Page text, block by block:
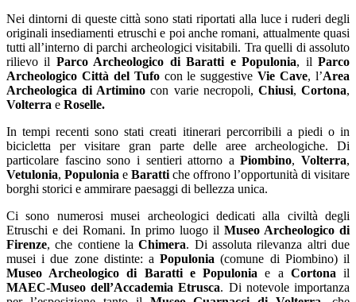
Nei dintorni di queste città sono stati riportati alla luce i ruderi degli
originali insediamenti etruschi e poi anche romani, attualmente quasi
tutti all’interno di parchi archeologici visitabili. Tra quelli di assoluto
rilievo il Parco Archeologico di Baratti e Populonia, ilParco
Archeologico Città del Tufocon le suggestiveVie Cave, l’Area
Archeologica di Artimino con varie necropoli, Chiusi,Cortona,
Volterra e Roselle.
In tempi recenti sono stati creati itinerari percorribili a piedi o in
bicicletta per visitare gran parte delle aree archeologiche. Di
particolare fascino sono i sentieri attorno aPiombino, Volterra,
Vetulonia, Populonia e Baratti che offrono l’opportunità di visitare
borghi storici e ammirare paesaggi di bellezza unica.
Ci sono numerosi musei archeologici dedicati alla civiltà degli
Etruschi e dei Romani. In primo luogo il Museo Archeologico di
Firenze, che contiene laChimera. Di assoluta rilevanza altri due
musei i due zone distinte: aPopulonia (comune di Piombino) il
Museo Archeologico di Baratti e Populonia e a Cortona il
MAEC-Museo dell’Accademia Etrusca. Di notevole importanza